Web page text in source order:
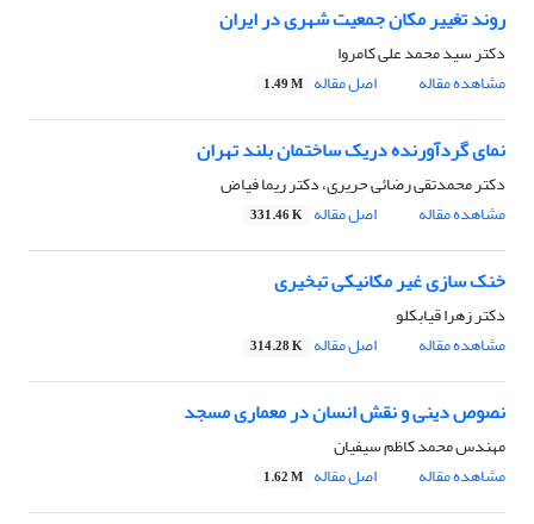
روند تغییر مکان جمعیت شهری در ایران
دکتر سید محمد علی کامروا
مشاهده مقاله
اصل مقاله 1.49 M
نمای گردآورنده دریک ساختمان بلند تهران
دکتر محمدتقی رضائی حریری، دکتر ریما فیاض
مشاهده مقاله
اصل مقاله 331.46 K
خنک سازی غیر مکانیکی تبخیری
دکتر زهرا قیابکلو
مشاهده مقاله
اصل مقاله 314.28 K
نصوص دینی و نقش انسان در معماری مسجد
مهندس محمد کاظم سیفیان
مشاهده مقاله
اصل مقاله 1.62 M